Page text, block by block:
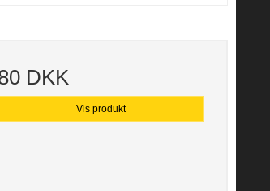
DKK
Vis produkt